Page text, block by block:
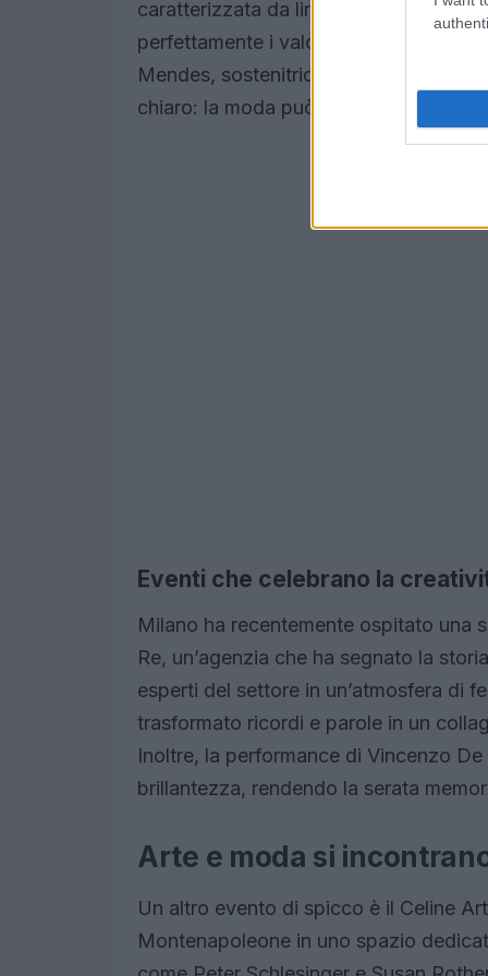
caratterizzata da linee essenziali e un
perfettamente i valori del marchio:
Mendes, sostenitrice di cause sociali,
chiaro: la moda può e deve essere una
Eventi che celebrano la
Milano ha recentemente ospitato una
Re, un’agenzia che ha segnato la
esperti del settore in un’atmosfera di
trasformato ricordi e parole in un
Inoltre, la performance di Vincenzo
brillantezza, rendendo la serata
Arte e moda si
Un altro evento di spicco è il Celine
Montenapoleone in uno spazio